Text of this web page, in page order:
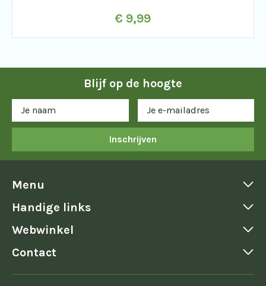
€ 9,99
Blijf op de hoogte
Inschrijven
Menu
Handige links
Webwinkel
Contact